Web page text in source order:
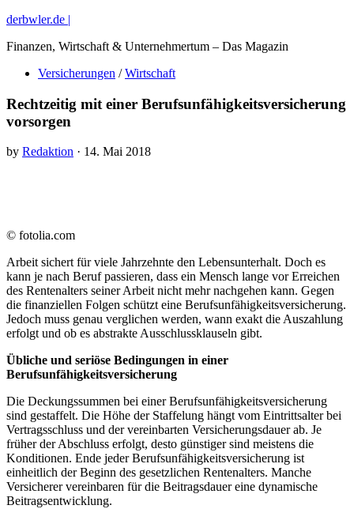
derbwler.de |
Finanzen, Wirtschaft & Unternehmertum – Das Magazin
Versicherungen / Wirtschaft
Rechtzeitig mit einer Berufsunfähigkeitsversicherung
vorsorgen
by Redaktion · 14. Mai 2018
© fotolia.com
Arbeit sichert für viele Jahrzehnte den Lebensunterhalt. Doch es
kann je nach Beruf passieren, dass ein Mensch lange vor Erreichen
des Rentenalters seiner Arbeit nicht mehr nachgehen kann. Gegen
die finanziellen Folgen schützt eine Berufsunfähigkeitsversicherung.
Jedoch muss genau verglichen werden, wann exakt die Auszahlung
erfolgt und ob es abstrakte Ausschlussklauseln gibt.
Übliche und seriöse Bedingungen in einer
Berufsunfähigkeitsversicherung
Die Deckungssummen bei einer Berufsunfähigkeitsversicherung
sind gestaffelt. Die Höhe der Staffelung hängt vom Eintrittsalter bei
Vertragsschluss und der vereinbarten Versicherungsdauer ab. Je
früher der Abschluss erfolgt, desto günstiger sind meistens die
Konditionen. Ende jeder Berufsunfähigkeitsversicherung ist
einheitlich der Beginn des gesetzlichen Rentenalters. Manche
Versicherer vereinbaren für die Beitragsdauer eine dynamische
Beitragsentwicklung.